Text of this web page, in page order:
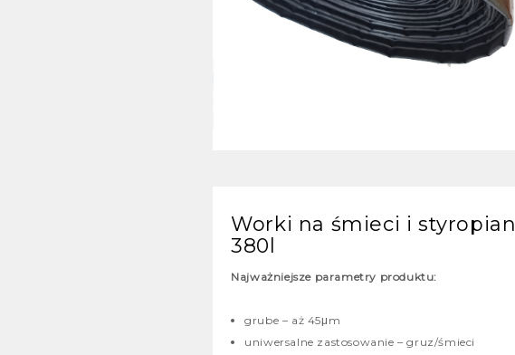
Worki na śmieci i styropian
380l
Najważniejsze parametry produktu:
grube – aż 45μm
uniwersalne zastosowanie – gruz/śmieci